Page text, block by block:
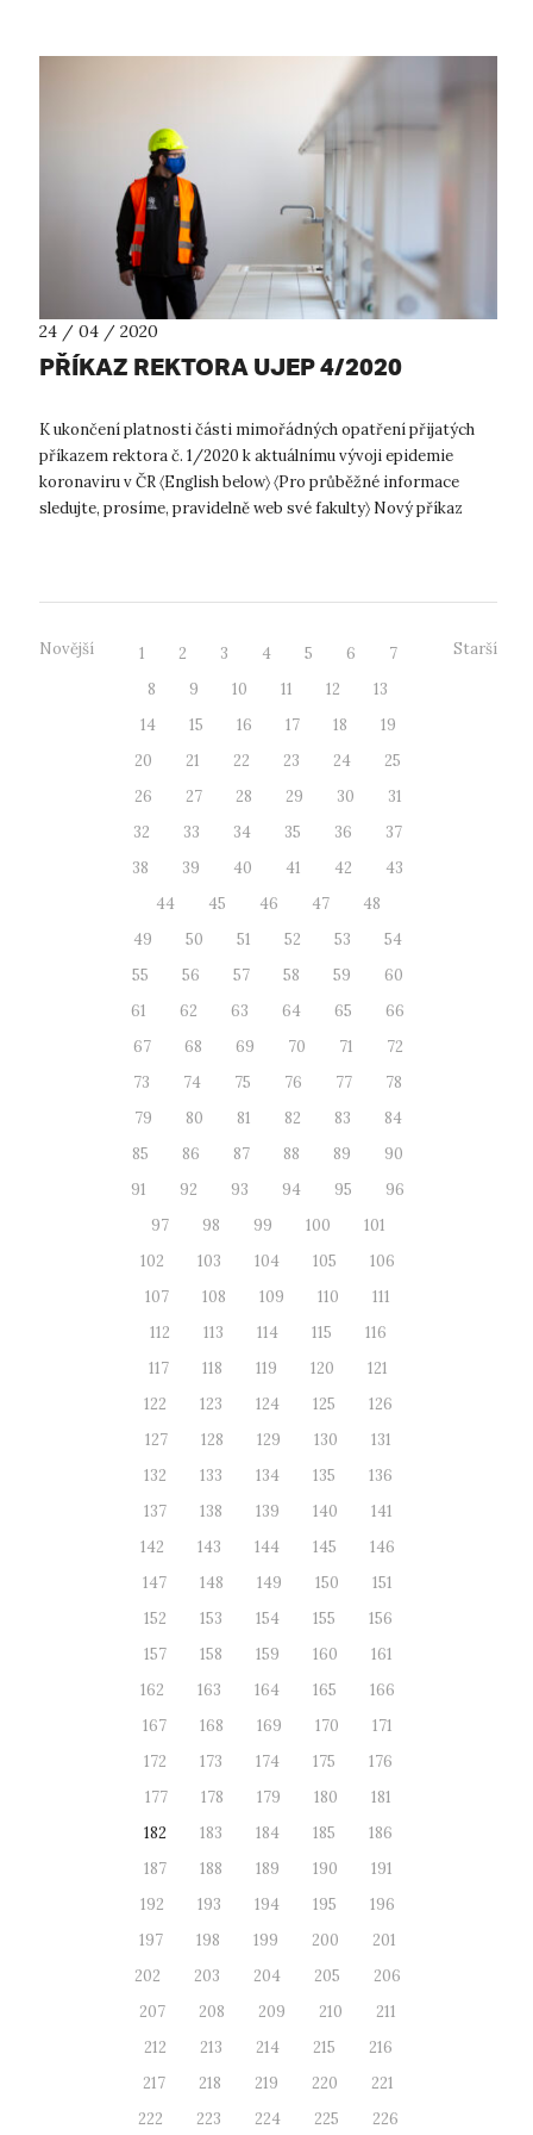
24 / 04 / 2020
PŘÍKAZ REKTORA UJEP 4/2020
K ukončení platnosti části mimořádných opatření přijatých
příkazem rektora č. 1/2020 k aktuálnímu vývoji epidemie
koronaviru v ČR 〈English below〉 〈Pro průběžné informace
sledujte, prosíme, pravidelně web své fakulty〉 Nový příkaz
Novější 1 2 3 4 5 6
7
8
9 10 11 12
13
14
15 16 17 18
19
20
21 22 23 24
25
26
27 28 29 30
31
32
33 34 35 36
37
38
39 40 41 42
43
44
45 46 47
48
49
50 51 52 53
54
55
56 57 58 59
60
61
62 63 64 65
66
67
68 69 70 71
72
73
74 75 76 77
78
79
80 81 82 83
84
85
86 87 88 89
90
91
92 93 94 95
96
97
98 99 100
101
102
103 104 105
106
107
108 109 110
111
112
113 114 115
116
117
118 119 120
121
122
123 124 125
126
127
128 129 130
131
132
133 134 135
136
137
138 139 140
141
142
143 144 145
146
147
148 149 150
151
152
153 154 155
156
157
158 159 160
161
162
163 164 165
166
167
168 169 170
171
172
173 174 175
176
177
178 179 180
181
182
183 184 185
186
187
188 189 190
191
192
193 194 195
196
197
198 199 200
201
202
203 204 205
206
207
208 209 210
211
212
213 214 215
216
217
218 219 220
221
222
223 224 225
226
Starší